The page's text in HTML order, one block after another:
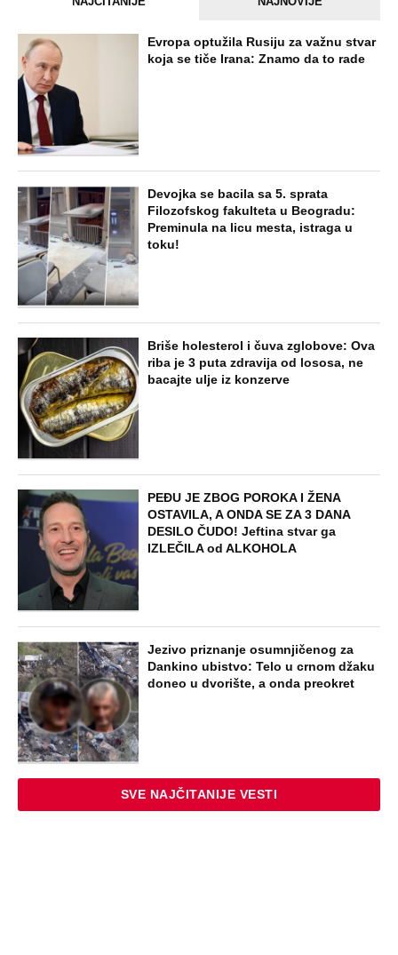
NAJNOVIJE POPULARNO
"ODSEĆI ĆU TI JEZIK, UNIŠTITI ŽIVOT I
BRAK" Poslušajte glasovne poruke Ane
Nikolić: Besna i nezaustavljiva uputila
brutalne uvrede i pretnje Slobinoj Jeleni
STARS
U ELITI 10 BIĆE NEVIĐEN HAOS! Ovo su
do sada potvrđeni učesnici, stari računi
EXTERNAL ARTICLES
Dijana se posle 5 godina vratila iz
Nemačke i posetila ćerkin grob, kod
spomenika joj prilazi čovek i govori:
"Znam devojku sa slike, udala se
nedavno"
STARS
"NEMOJ VIŠE NIKADA DA SI POSLALA
PORUKU MOM RALETU!" Ana Nikolić
žestoko napala ženu Slobe Radanovića
put posetio Beograd, pa ostao zatečen:
Evo šta ga je najviše iznenadilo u Srbiji